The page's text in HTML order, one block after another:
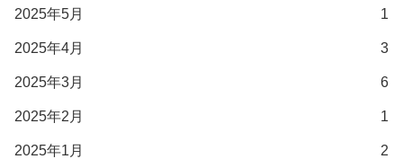
2025年5月 1
2025年4月 3
2025年3月 6
2025年2月 1
2025年1月 2